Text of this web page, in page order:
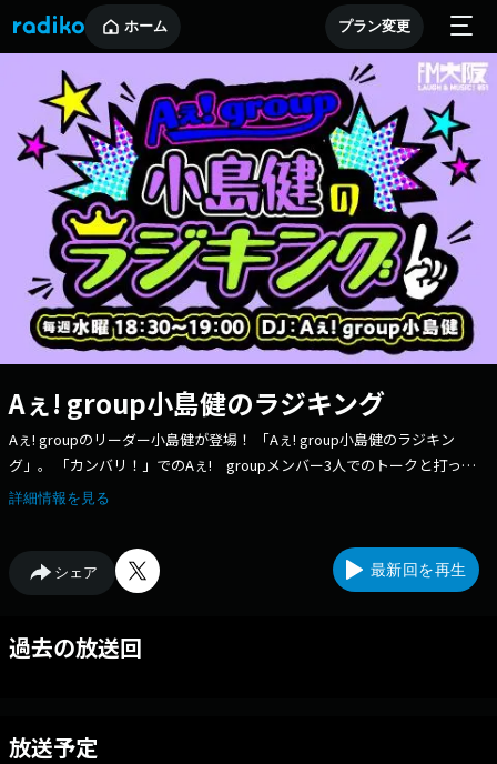
ホーム プラン変更
Aぇ! group小島健のラジキング
Aぇ! groupのリーダー小島健が登場！ 「Aぇ! group小島健のラジキン
グ」。 「カンバリ！」でのAぇ! groupメンバー3人でのトークと打って
変わり、“コジケン”の名言が止まらない！？ お楽しみに！
詳細情報を見る
シェア 最新回を再生
過去の放送回
放送予定